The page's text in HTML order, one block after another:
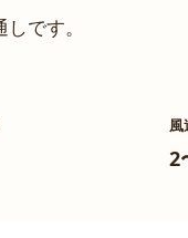
です。
風
2